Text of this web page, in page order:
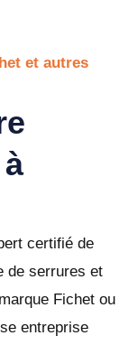
et autres
certifié de
de serrures et
Fichet ou
entreprise